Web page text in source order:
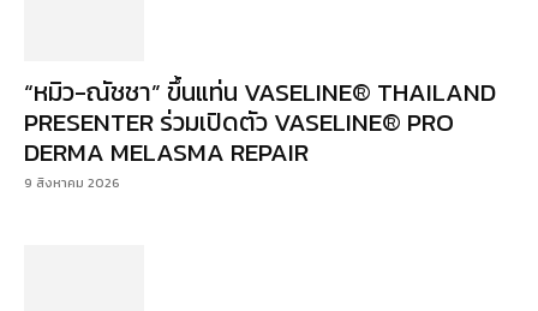
“หมิว-ณัชชา” ขึ้นแท่น VASELINE® THAILAND
PRESENTER ร่วมเปิดตัว VASELINE® PRO
DERMA MELASMA REPAIR
9 สิงหาคม 2026